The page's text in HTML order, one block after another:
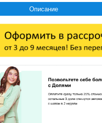
Описание